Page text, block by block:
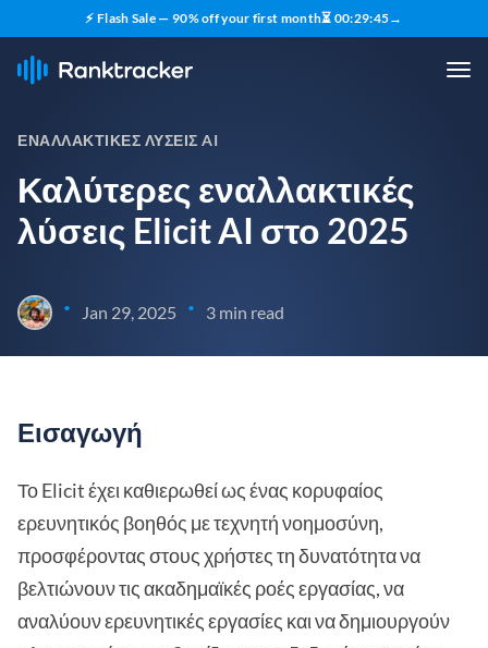
⚡ Flash Sale — 90% off your first month⏳ 00:29:44→
ΕΝΑΛΛΑΚΤΙΚΈΣ ΛΎΣΕΙΣ AI
Καλύτερες εναλλακτικές
λύσεις Elicit AI στο 2025
• Jan 29, 2025 • 3 min read
Εισαγωγή
Το Elicit έχει καθιερωθεί ως ένας κορυφαίος
ερευνητικός βοηθός με τεχνητή νοημοσύνη,
προσφέροντας στους χρήστες τη δυνατότητα να
βελτιώνουν τις ακαδημαϊκές ροές εργασίας, να
αναλύουν ερευνητικές εργασίες και να δημιουργούν